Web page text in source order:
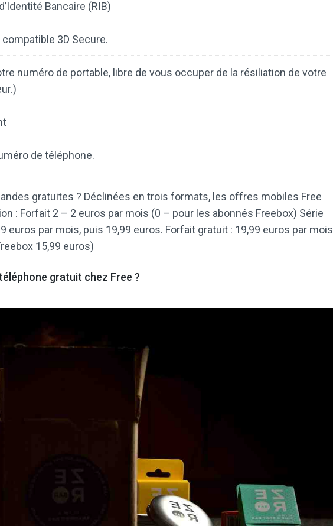
Bancaire (RIB)
3D Secure.
numéro de portable, libre de vous occuper de la résiliation de votre
de téléphone.
gratuites ? Déclinées en trois formats, les offres mobiles Free
: Forfait 2 – 2 euros par mois (0 – pour les abonnés Freebox) Série
euros par mois, puis 19,99 euros. Forfait gratuit : 19,99 euros par mois
15,99 euros)
gratuit chez Free ?